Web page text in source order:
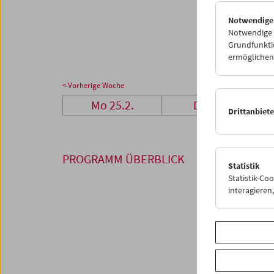
01
< Vorherige Woche
Mo 25.2. Di 26.2.
PROGRAMM ÜBERBLICK
Notwendige
Statistik
Statistik-